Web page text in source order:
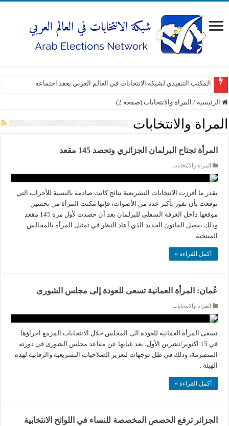
المكتب التنفيذي لشبكة الانتخابات في العالم العربي يعقد اجتماعه
الرئيسية / المراة والانتخابات (صفحه 2)
المراة والانتخابات
المرأة تجتاح البرلمان الجزائري وتحصد 145 مقعد
المراة والانتخابات
بقدر ما أفرزت الانتخابات التشريعية نتائج كانت صادمة بالنسبة للأحزاب التي
توقعت بأن تفوز بأكبر عدد من الأصوات، فإنها مكنت المرأة من تحسين
موقعها داخل الغرفة السفلى للبرلمان بعد أن حصدت لأول مرة 145 مقعد
وذلك بفضل القانون الجديد الذي أعاد النظر في تمثيل المرأة بالمجالس
المنتخبة.
أكمل القراءة »
عُمان: المرأة العمانية تسعى للعودة إلى مجلس الشورى
المراة والانتخابات
تسعى المرأة العمانية للعودة الى المجلس خلال الانتخابات المزمع اجراؤها
في 15 اكتوبر/تشرين الأول، بعد غيابها عن مقاعد مجلس الشورى في دورته
المنصرمة، وذلك في ظل توجهات لتعزيز الصلاحيات التشريعية والرقابية لهذه
الهيئة .
أكمل القراءة »
الجزائر ترفع الحصص المخصصة للنساء في اللوائح الانتخابية